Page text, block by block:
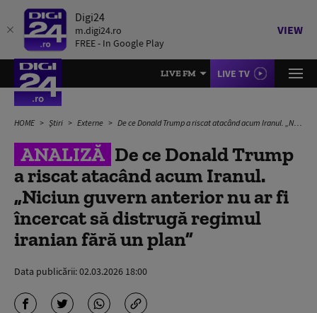
Digi24
m.digi24.ro
FREE - In Google Play
VIEW
LIVE FM LIVE TV
HOME Știri Externe De ce Donald Trump a riscat atacând acum Iranul. „Niciun guvern anterior nu ar fi încercat să distrugă regimul iranian fără un plan”
ANALIZĂ De ce Donald Trump
a riscat atacând acum Iranul.
„Niciun guvern anterior nu ar fi
încercat să distrugă regimul
iranian fără un plan”
Data publicării:02.03.2026 18:00